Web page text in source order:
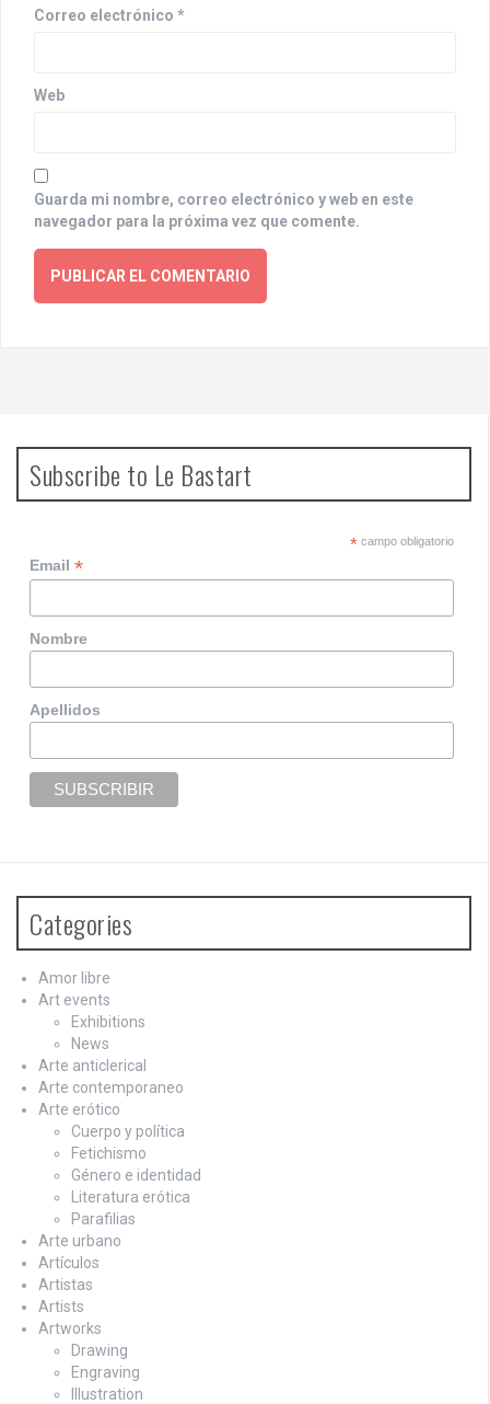
Correo electrónico *
Web
Guarda mi nombre, correo electrónico y web en este
navegador para la próxima vez que comente.
Subscribe to Le Bastart
*campo obligatorio
Email*
Nombre
Apellidos
Categories
Amor libre
Art events
Exhibitions
News
Arte anticlerical
Arte contemporaneo
Arte erótico
Cuerpo y política
Fetichismo
Género e identidad
Literatura erótica
Parafilias
Arte urbano
Artículos
Artistas
Artists
Artworks
Drawing
Engraving
Illustration